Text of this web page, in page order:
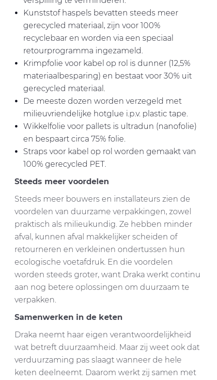
Kunststof haspels bevatten steeds meer
gerecycled materiaal, zijn voor 100%
recyclebaar en worden via een speciaal
retourprogramma ingezameld.
Krimpfolie voor kabel op rol is dunner (12,5%
materiaalbesparing) en bestaat voor 30% uit
gerecycled materiaal.
De meeste dozen worden verzegeld met
milieuvriendelijke hotglue i.p.v. plastic tape.
Wikkelfolie voor pallets is ultradun (nanofolie)
en bespaart circa 75% folie.
Straps voor kabel op rol worden gemaakt van
100% gerecycled PET.
Steeds meer voordelen
Steeds meer bouwers en installateurs zien de
voordelen van duurzame verpakkingen, zowel
praktisch als milieukundig. Ze hebben minder
afval, kunnen afval makkelijker scheiden of
retourneren en verkleinen ondertussen hun
ecologische voetafdruk. En die voordelen
worden steeds groter, want Draka werkt continu
aan nog betere oplossingen om duurzaam te
verpakken.
Samenwerken in de keten
Draka neemt haar eigen verantwoordelijkheid
wat betreft duurzaamheid. Maar zij weet ook dat
verduurzaming pas slaagt wanneer de hele
keten deelneemt. Daarom werkt zij samen met